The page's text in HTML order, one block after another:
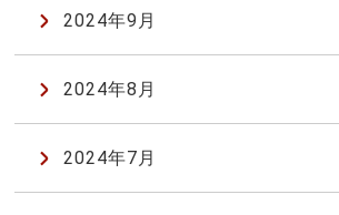
2024年9月
2024年8月
2024年7月